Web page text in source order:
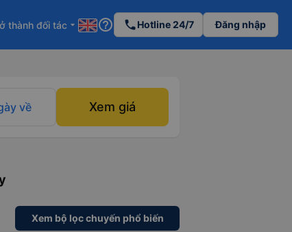
thành đối tác arrow_drop_down help_outline phoneHotline 24/7 Đăng nhập
về Xem giá
Xem bộ lọc chuyến phổ biến